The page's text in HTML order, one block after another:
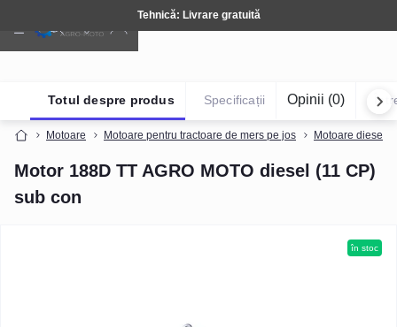
Tehnică: Livrare gratuită
Motoare Motoare pentru tractoare de mers pe jos Motoare diesel
Motor 188D TT AGRO MOTO diesel (11 CP)
sub con
Totul despre produs Specificații Opinii (0)
în stoc